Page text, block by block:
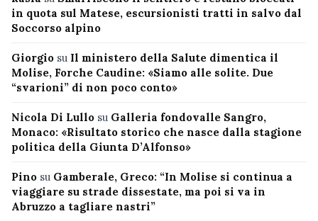
in quota sul Matese, escursionisti tratti in salvo dal
Soccorso alpino
Giorgio su Il ministero della Salute dimentica il
Molise, Forche Caudine: «Siamo alle solite. Due
“svarioni” di non poco conto»
Nicola Di Lullo su Galleria fondovalle Sangro,
Monaco: «Risultato storico che nasce dalla stagione
politica della Giunta D’Alfonso»
Pino su Gamberale, Greco: “In Molise si continua a
viaggiare su strade dissestate, ma poi si va in
Abruzzo a tagliare nastri”